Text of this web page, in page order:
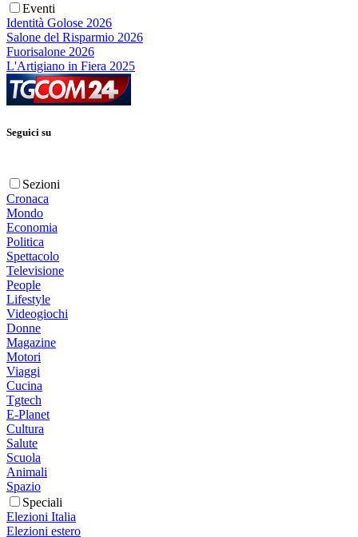
Eventi
Identità Golose 2026
Salone del Risparmio 2026
Fuorisalone 2026
L'Artigiano in Fiera 2025
Seguici su
Sezioni
Cronaca
Mondo
Economia
Politica
Spettacolo
Televisione
People
Lifestyle
Videogiochi
Donne
Magazine
Motori
Viaggi
Cucina
Tgtech
E-Planet
Cultura
Salute
Scuola
Animali
Spazio
Speciali
Elezioni Italia
Elezioni estero